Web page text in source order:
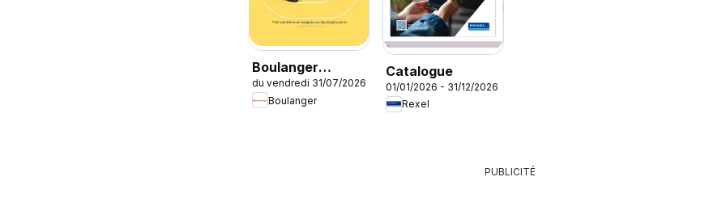
Boulanger
Catalogue des
produits
du vendredi 31/07/2026
Boulanger
Catalogue
01/01/2026 - 31/12/2026
Rexel
PUBLICITÉ